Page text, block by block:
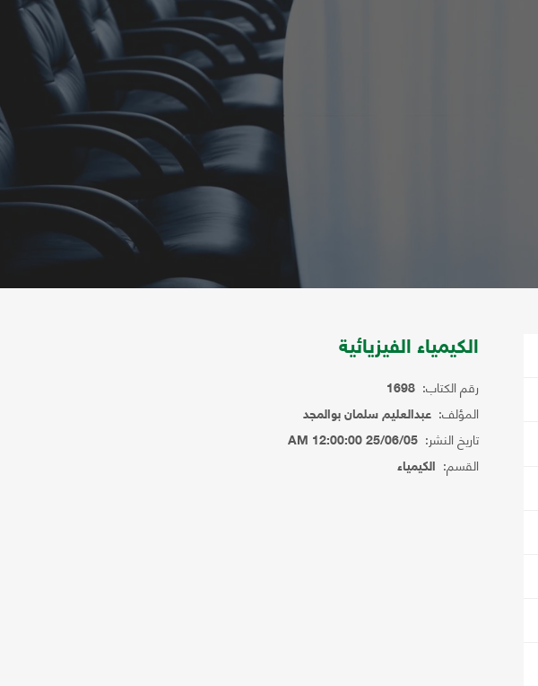
الكيمياء الفيزيائية
رقم الكتاب: 1698
المؤلف: عبدالعليم سلمان بوالمجد
تاريخ النشر: 25/06/05 12:00:00 AM
القسم: الكيمياء